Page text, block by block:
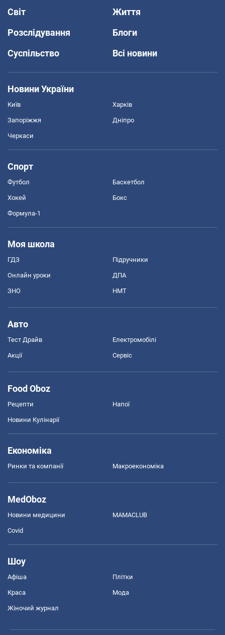
Світ
Життя
Розслідування
Блоги
Суспільство
Всі новини
Новини України
Київ Харків
Запоріжжя Дніпро
Черкаси
Спорт
Футбол Баскетбол
Хокей Бокс
Формула-1
Моя школа
ГДЗ Підручники
Онлайн уроки ДПА
ЗНО НМТ
Авто
Тест Драйв Електромобілі
Акції Сервіс
Food Oboz
Рецепти Напої
Новини Кулінарії
Економіка
Ринки та компанії Макроекономіка
MedOboz
Новини медицини MAMACLUB
Covid
Шоу
Афіша Плітки
Краса Мода
Жіночий журнал